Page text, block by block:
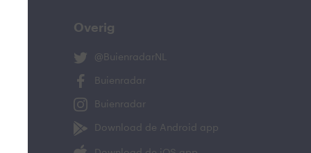
Overig
@BuienradarNL
Buienradar
Buienradar
Download de Android app